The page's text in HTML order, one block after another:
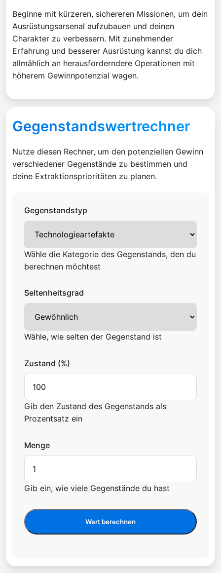
Beginne mit kürzeren, sichereren Missionen, um dein
Ausrüstungsarsenal aufzubauen und deinen
Charakter zu verbessern. Mit zunehmender
Erfahrung und besserer Ausrüstung kannst du dich
allmählich an herausforderndere Operationen mit
höherem Gewinnpotenzial wagen.
Gegenstandswertrechner
Nutze diesen Rechner, um den potenziellen Gewinn
verschiedener Gegenstände zu bestimmen und
deine Extraktionsprioritäten zu planen.
Gegenstandstyp
Wähle die Kategorie des Gegenstands, den du
berechnen möchtest
Seltenheitsgrad
Wähle, wie selten der Gegenstand ist
Zustand (%)
Gib den Zustand des Gegenstands als
Prozentsatz ein
Menge
Gib ein, wie viele Gegenstände du hast
Wert berechnen